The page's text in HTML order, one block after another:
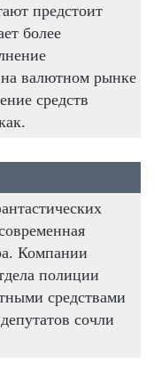
предстоит
более
валютном рынке
средств
Компании
полиции
средствами
сочли